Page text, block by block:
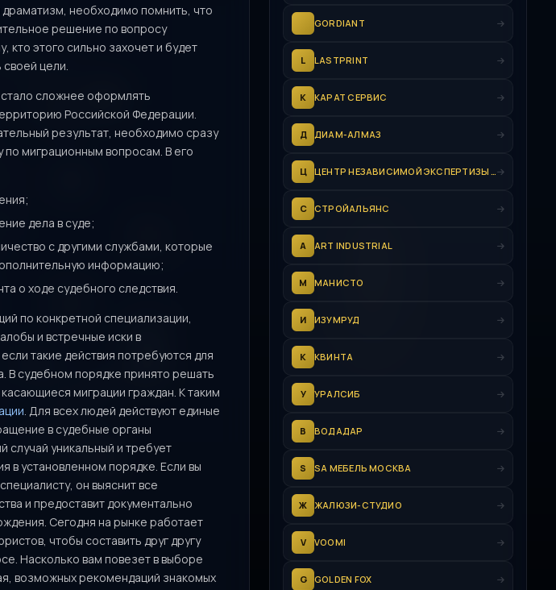
необходимо помнить, что
решение по вопросу
кто этого сильно захочет и будет
своей цели.
сложнее оформлять
Российской Федерации.
результат, необходимо сразу
по миграционным вопросам. В его
дела в суде;
с другими службами, которые
информацию;
о ходе судебного следствия.
по конкретной специализации,
и встречные иски в
такие действия потребуются для
В судебном порядке принято решать
миграции граждан. К таким
. Для всех людей действуют единые
в судебные органы
случай уникальный и требует
в установленном порядке. Если вы
он выяснит все
и предоставит документально
Сегодня на рынке работает
чтобы составить друг другу
Насколько вам повезет в выборе
возможных рекомендаций знакомых
GORDIANT
L LASTPRINT
К КАРАТ СЕРВИС
Д ДИАМ-АЛМАЗ
Ц ЦЕНТР НЕЗАВИСИМОЙ ЭКСПЕРТИЗЫ "ВАРШАВСКИЙ"
С СТРОЙАЛЬЯНС
A ART INDUSTRIAL
М МАНИСТО
И ИЗУМРУД
К КВИНТА
У УРАЛСИБ
В ВОДАДАР
S SA МЕБЕЛЬ МОСКВА
Ж ЖАЛЮЗИ-СТУДИО
V VOOMI
G GOLDEN FOX